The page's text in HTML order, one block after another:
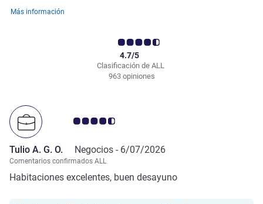
Más información
Clasificación de ALL
4.7/5
963 opiniones
Nota de clientes de Avis 4.5/5
Tulio A. G. O. Negocios - 6/07/2026
Comentarios confirmados ALL
Habitaciones excelentes, buen desayuno